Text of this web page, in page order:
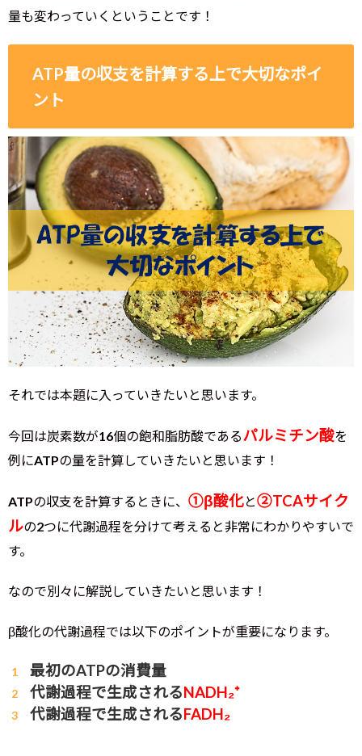
量も変わっていくということです！
ATP量の収支を計算する上で大切なポイ
ント
それでは本題に入っていきたいと思います。
今回は炭素数が16個の飽和脂肪酸であるパルミチン酸を
例にATPの量を計算していきたいと思います！
ATPの収支を計算するときに、 ①β酸化と②TCAサイク
ルの2つに代謝過程を分けて考えると非常にわかりやすいで
す。
なので別々に解説していきたいと思います！
β酸化の代謝過程では以下のポイントが重要になります。
最初のATPの消費量
代謝過程で生成されるNADH₂⁺
代謝過程で生成されるFADH₂